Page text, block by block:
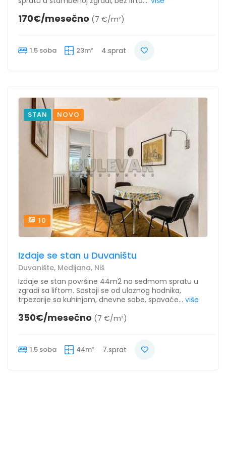
170€/mesečno (7 €/m²)
1.5 soba 23m² 4.sprat
STAN NOVO
10
Izdaje se stan u Duvaništu
Duvanište, Medijana, Niš
Izdaje se stan površine 44m2 na sedmom spratu u
zgradi sa liftom. Sastoji se od ulaznog hodnika,
trpezarije sa kuhinjom, dnevne sobe, spavaće... više
350€/mesečno (7 €/m²)
1.5 soba 44m² 7.sprat